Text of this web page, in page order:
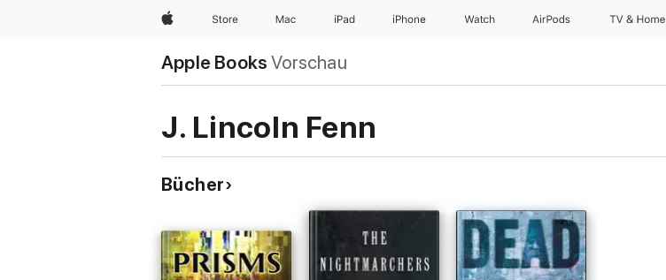
Apple Store Mac iPad iPhone Watch AirPods TV & Home
Apple Books Vorschau
J. Lincoln Fenn
Bücher